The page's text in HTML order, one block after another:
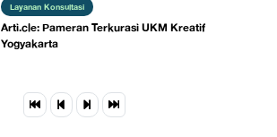
Layanan Konsultasi
Arti.cle: Pameran Terkurasi UKM Kreatif
Yogyakarta